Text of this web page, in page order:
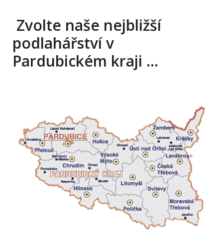
Zvolte naše nejbližší
podlahářství v
Pardubickém kraji …